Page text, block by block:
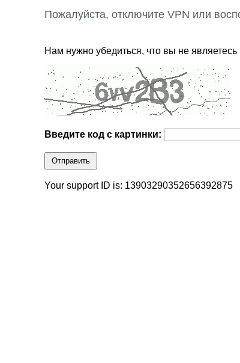
Пожалуйста, отключите VPN или
Нам нужно убедиться, что вы не являетесь
Введите код с картинки:
Отправить
Your support ID is: 13903290352656392875